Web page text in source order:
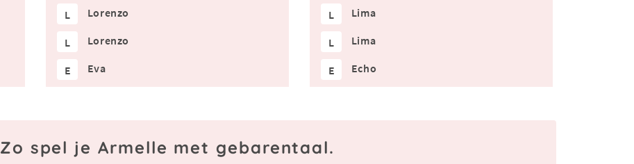
L Lorenzo
L Lorenzo
E Eva
L Lima
L Lima
E Echo
Zo spel je Armelle met gebarentaal.